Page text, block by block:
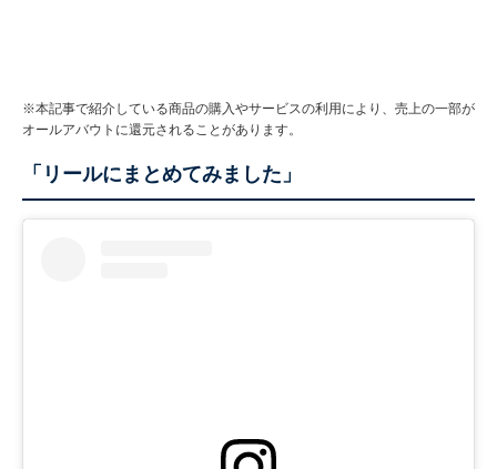
※本記事で紹介している商品の購入やサービスの利用により、売上の一部が
オールアバウトに還元されることがあります。
「リールにまとめてみました」